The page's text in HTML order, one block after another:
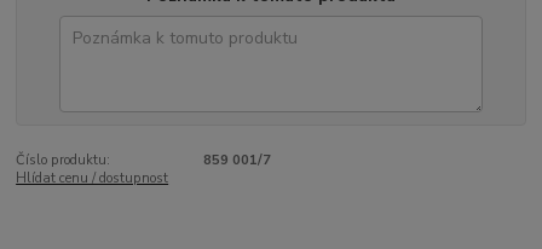
Číslo produktu:
859 001/7
Hlídat cenu / dostupnost